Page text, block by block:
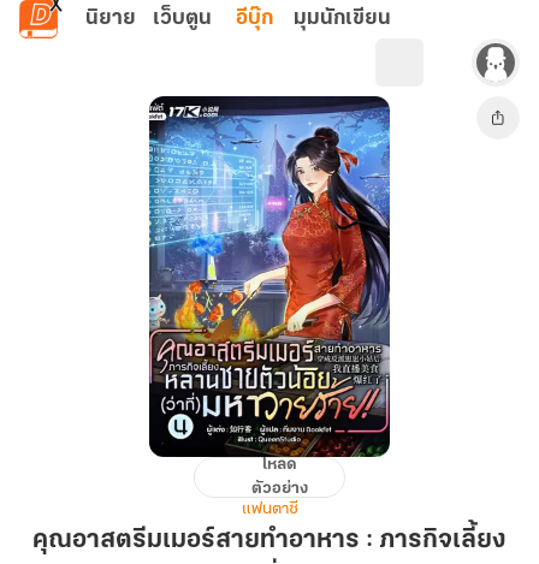
ข้ามไปยังเนื้อหาหลัก
นิยาย เว็บตูน อีบุ๊ก มุมนักเขียน
สตรี
โหลด
ตัวอย่าง
แฟนตาซี
คุณอาสตรีมเมอร์สายทำอาหาร : ภารกิจเลี้ยง